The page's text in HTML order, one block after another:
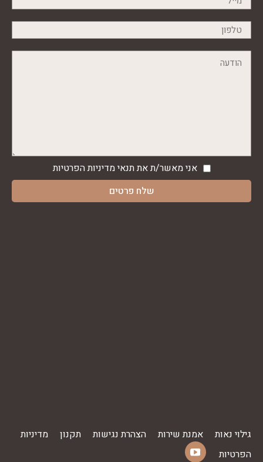
אני מאשר/ת את תנאימדיניות הפרטיות
גילוי נאות אמנת שירות הצהרת נגישות תקנון
מדיניות
הפרטיות
YouTube